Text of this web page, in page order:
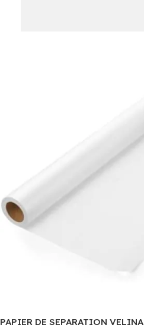
PAPIER DE SEPARATION VELINA